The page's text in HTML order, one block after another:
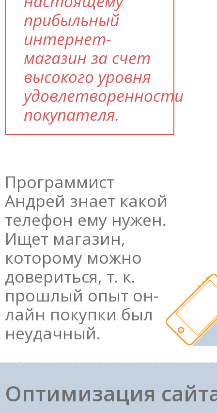
прибыльный
интернет-
магазин за счет
высокого уровня
удовлетворенности
покупателя.
Программист
Андрей знает какой
телефон ему нужен.
Ищет магазин,
которому можно
довериться, т. к.
прошлый опыт он-
лайн покупки был
неудачный.
Оптимизация